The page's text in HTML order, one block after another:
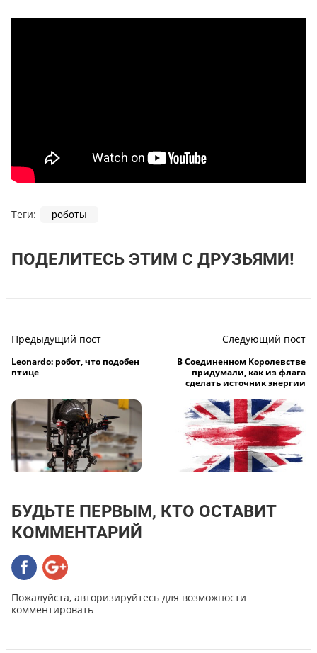
Теги: роботы
ПОДЕЛИТЕСЬ ЭТИМ С ДРУЗЬЯМИ!
Предыдущий пост
Leonardo: робот, что подобен
птице
Следующий пост
В Соединенном Королевстве
придумали, как из флага
сделать источник энергии
БУДЬТЕ ПЕРВЫМ, КТО ОСТАВИТ
КОММЕНТАРИЙ
Пожалуйста, авторизируйтесь для возможности
комментировать